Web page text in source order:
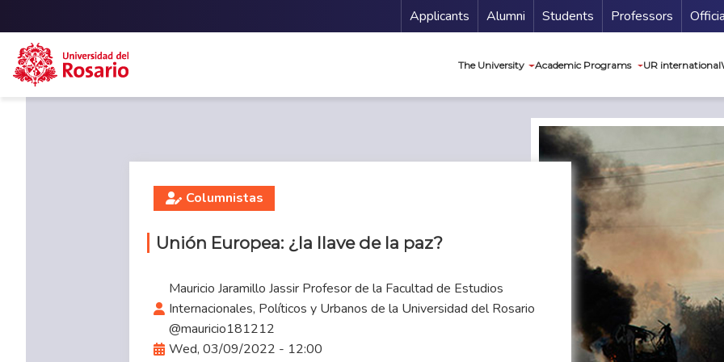
Menu Secundario
Applicants Alumni Students Professors
The University Academic Programs UR international
Columnistas
Unión Europea: ¿la llave de la paz?
Mauricio Jaramillo Jassir Profesor de la Facultad de Estudios
Internacionales, Políticos y Urbanos de la Universidad del Rosario
@mauricio181212
Wed, 03/09/2022 - 12:00